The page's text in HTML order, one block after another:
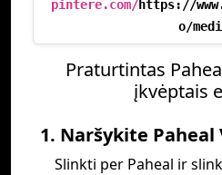
pintere.com/https://
o/
Praturtintas
įkvėptais
1. Naršykite
Slinkti per Paheal ir